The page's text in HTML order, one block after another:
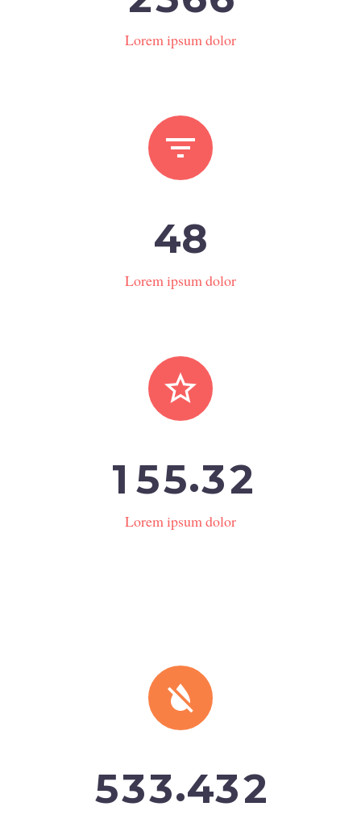
Lorem ipsum dolor


48
Lorem ipsum dolor


1 55.32
Lorem ipsum dolor


533.432